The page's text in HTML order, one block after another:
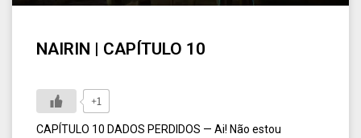
NAIRIN | CAPÍTULO 10
+1
CAPÍTULO 10 DADOS PERDIDOS — Ai! Não estou